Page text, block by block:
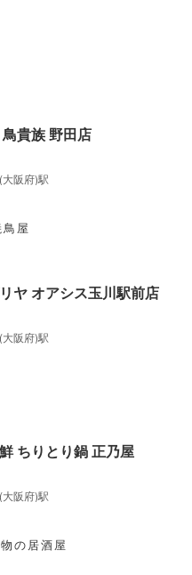
貴族 野田店
屋
阪府)駅
ヤ オアシス玉川駅前店
阪府)駅
ちりとり鍋 正乃屋
の居酒屋
阪府)駅